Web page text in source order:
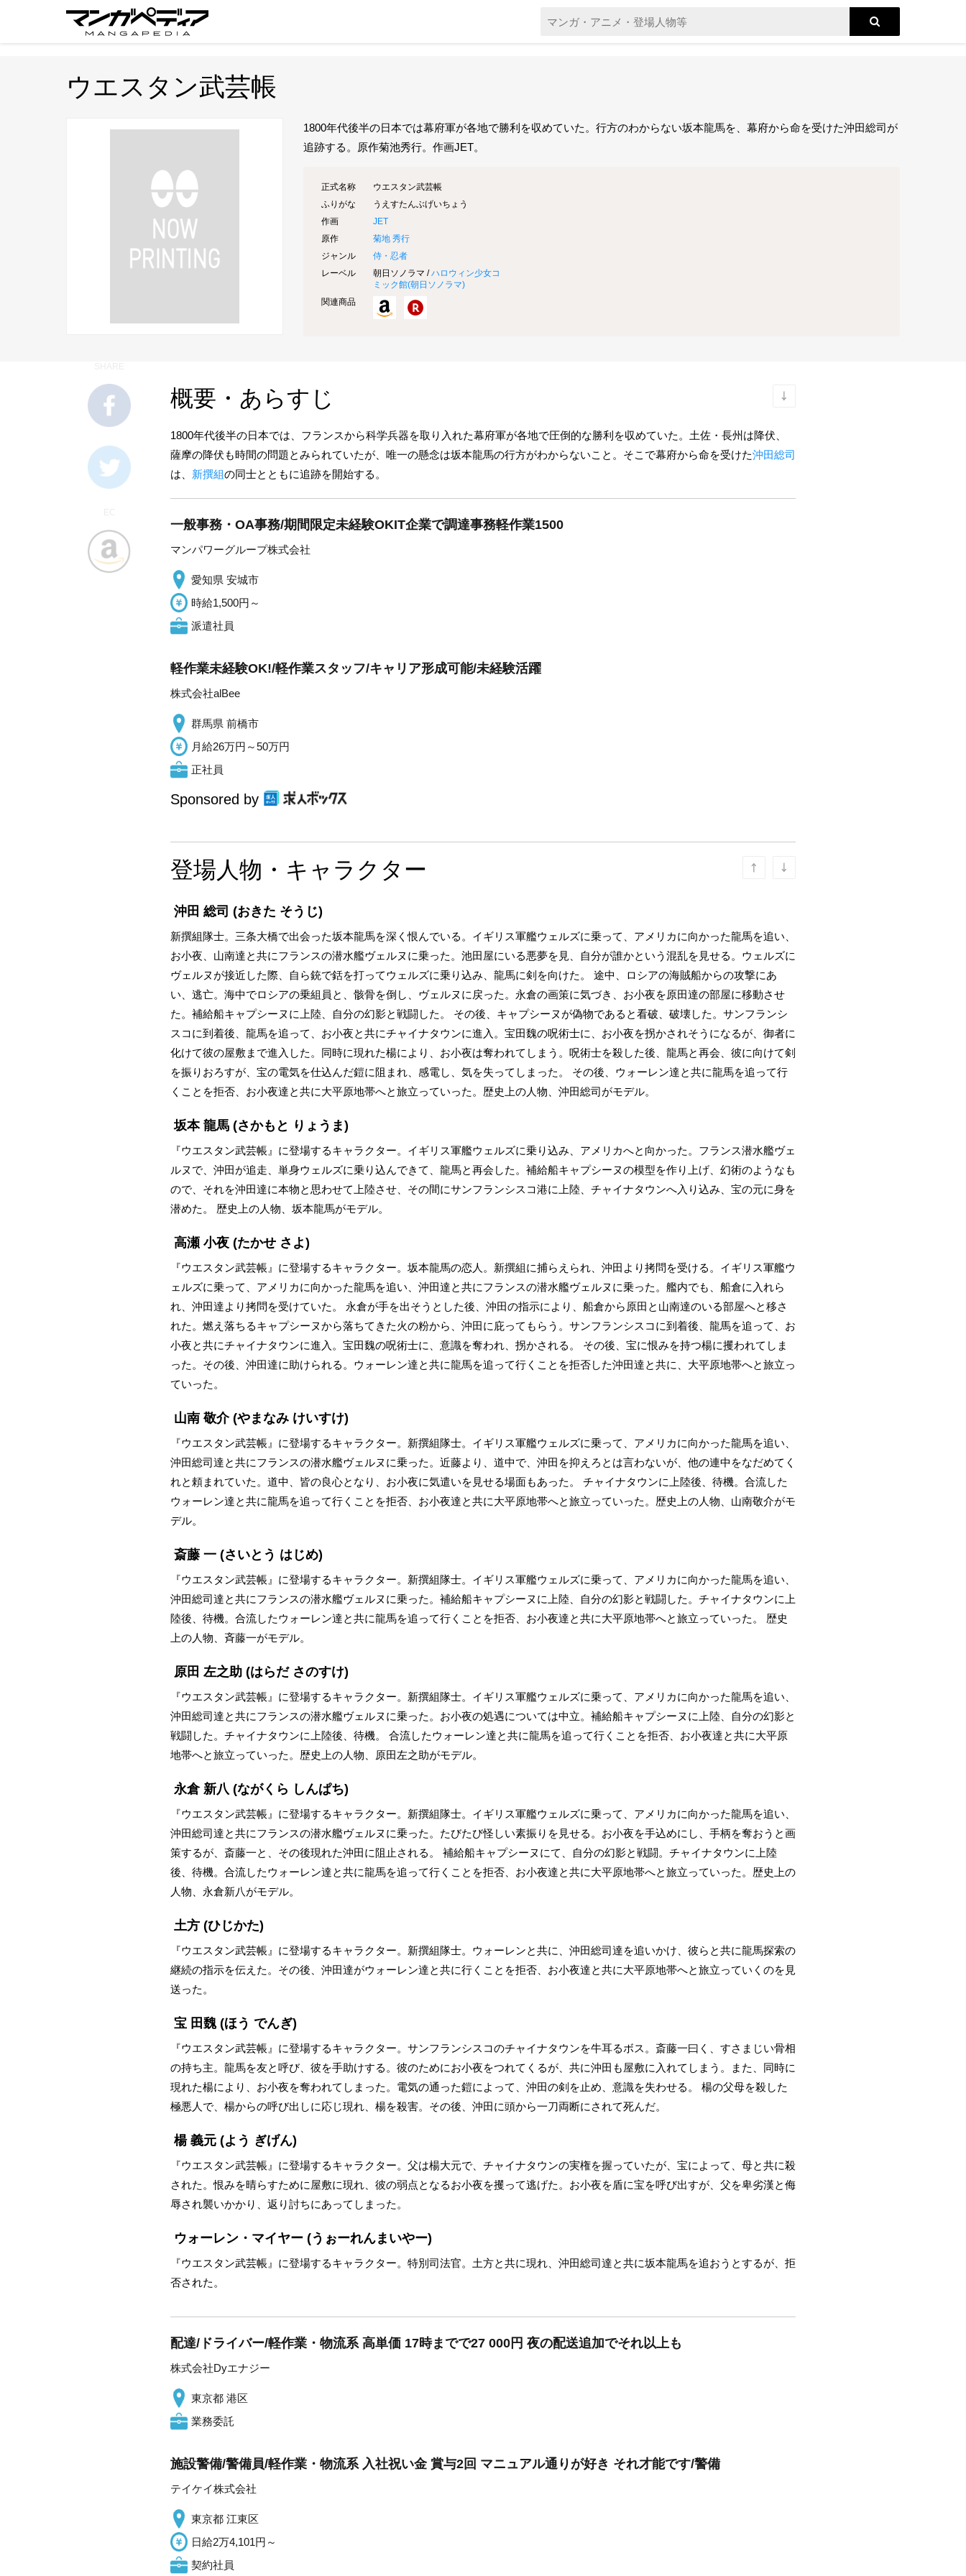
ウエスタン武芸帳
1800年代後半の日本では幕府軍が各地で勝利を収めていた。行方のわからない坂本龍馬を、幕府から命を受けた沖田総司が
追跡する。原作菊池秀行。作画JET。
正式名称
ウエスタン武芸帳
ふりがな
うえすたんぶげいちょう
作画
JET
原作
菊地 秀行
ジャンル
侍・忍者
レーベル
朝日ソノラマ /ハロウィン少女コ
ミック館(朝日ソノラマ)
関連商品
概要・あらすじ
1800年代後半の日本では、フランスから科学兵器を取り入れた幕府軍が各地で圧倒的な勝利を収めていた。土佐・長州は降伏、
薩摩の降伏も時間の問題とみられていたが、唯一の懸念は坂本龍馬の行方がわからないこと。そこで幕府から命を受けた沖田総司
は、 新撰組の同士とともに追跡を開始する。
一般事務・OA事務/期間限定未経験OKIT企業で調達事務軽作業1500
マンパワーグループ株式会社
愛知県 安城市
時給1,500円～
派遣社員
軽作業未経験OK!/軽作業スタッフ/キャリア形成可能/未経験活躍
株式会社alBee
群馬県 前橋市
月給26万円～50万円
正社員
Sponsored by
登場人物・キャラクター
沖田 総司 (おきた そうじ)
新撰組隊士。三条大橋で出会った坂本龍馬を深く恨んでいる。イギリス軍艦ウェルズに乗って、アメリカに向かった龍馬を追い、
お小夜、山南達と共にフランスの潜水艦ヴェルヌに乗った。池田屋にいる悪夢を見、自分が誰かという混乱を見せる。ウェルズに
ヴェルヌが接近した際、自ら銃で銛を打ってウェルズに乗り込み、龍馬に剣を向けた。 途中、ロシアの海賊船からの攻撃にあ
い、逃亡。海中でロシアの乗組員と、骸骨を倒し、ヴェルヌに戻った。永倉の画策に気づき、お小夜を原田達の部屋に移動させ
た。補給船キャプシーヌに上陸、自分の幻影と戦闘した。 その後、キャプシーヌが偽物であると看破、破壊した。サンフランシ
スコに到着後、龍馬を追って、お小夜と共にチャイナタウンに進入。宝田魏の呪術士に、お小夜を拐かされそうになるが、御者に
化けて彼の屋敷まで進入した。同時に現れた楊により、お小夜は奪われてしまう。呪術士を殺した後、龍馬と再会、彼に向けて剣
を振りおろすが、宝の電気を仕込んだ鎧に阻まれ、感電し、気を失ってしまった。 その後、ウォーレン達と共に龍馬を追って行
くことを拒否、お小夜達と共に大平原地帯へと旅立っていった。歴史上の人物、沖田総司がモデル。
坂本 龍馬 (さかもと りょうま)
『ウエスタン武芸帳』に登場するキャラクター。イギリス軍艦ウェルズに乗り込み、アメリカへと向かった。フランス潜水艦ヴェ
ルヌで、沖田が追走、単身ウェルズに乗り込んできて、龍馬と再会した。補給船キャプシーヌの模型を作り上げ、幻術のようなも
ので、それを沖田達に本物と思わせて上陸させ、その間にサンフランシスコ港に上陸、チャイナタウンへ入り込み、宝の元に身を
潜めた。 歴史上の人物、坂本龍馬がモデル。
高瀬 小夜 (たかせ さよ)
『ウエスタン武芸帳』に登場するキャラクター。坂本龍馬の恋人。新撰組に捕らえられ、沖田より拷問を受ける。イギリス軍艦ウ
ェルズに乗って、アメリカに向かった龍馬を追い、沖田達と共にフランスの潜水艦ヴェルヌに乗った。艦内でも、船倉に入れら
れ、沖田達より拷問を受けていた。 永倉が手を出そうとした後、沖田の指示により、船倉から原田と山南達のいる部屋へと移さ
れた。燃え落ちるキャプシーヌから落ちてきた火の粉から、沖田に庇ってもらう。サンフランシスコに到着後、龍馬を追って、お
小夜と共にチャイナタウンに進入。宝田魏の呪術士に、意識を奪われ、拐かされる。 その後、宝に恨みを持つ楊に攫われてしま
った。その後、沖田達に助けられる。ウォーレン達と共に龍馬を追って行くことを拒否した沖田達と共に、大平原地帯へと旅立っ
ていった。
山南 敬介(やまなみ けいすけ)
『ウエスタン武芸帳』に登場するキャラクター。新撰組隊士。イギリス軍艦ウェルズに乗って、アメリカに向かった龍馬を追い、
沖田総司達と共にフランスの潜水艦ヴェルヌに乗った。近藤より、道中で、沖田を抑えろとは言わないが、他の連中をなだめてく
れと頼まれていた。道中、皆の良心となり、お小夜に気遣いを見せる場面もあった。 チャイナタウンに上陸後、待機。合流した
ウォーレン達と共に龍馬を追って行くことを拒否、お小夜達と共に大平原地帯へと旅立っていった。歴史上の人物、山南敬介がモ
デル。
斎藤 一 (さいとう はじめ)
『ウエスタン武芸帳』に登場するキャラクター。新撰組隊士。イギリス軍艦ウェルズに乗って、アメリカに向かった龍馬を追い、
沖田総司達と共にフランスの潜水艦ヴェルヌに乗った。補給船キャプシーヌに上陸、自分の幻影と戦闘した。チャイナタウンに上
陸後、待機。合流したウォーレン達と共に龍馬を追って行くことを拒否、お小夜達と共に大平原地帯へと旅立っていった。 歴史
上の人物、斉藤一がモデル。
原田 左之助 (はらだ さのすけ)
『ウエスタン武芸帳』に登場するキャラクター。新撰組隊士。イギリス軍艦ウェルズに乗って、アメリカに向かった龍馬を追い、
沖田総司達と共にフランスの潜水艦ヴェルヌに乗った。お小夜の処遇については中立。補給船キャプシーヌに上陸、自分の幻影と
戦闘した。チャイナタウンに上陸後、待機。 合流したウォーレン達と共に龍馬を追って行くことを拒否、お小夜達と共に大平原
地帯へと旅立っていった。歴史上の人物、原田左之助がモデル。
永倉 新八 (ながくら しんぱち)
『ウエスタン武芸帳』に登場するキャラクター。新撰組隊士。イギリス軍艦ウェルズに乗って、アメリカに向かった龍馬を追い、
沖田総司達と共にフランスの潜水艦ヴェルヌに乗った。たびたび怪しい素振りを見せる。お小夜を手込めにし、手柄を奪おうと画
策するが、斎藤一と、その後現れた沖田に阻止される。 補給船キャプシーヌにて、自分の幻影と戦闘。チャイナタウンに上陸
後、待機。合流したウォーレン達と共に龍馬を追って行くことを拒否、お小夜達と共に大平原地帯へと旅立っていった。歴史上の
人物、永倉新八がモデル。
土方 (ひじかた)
『ウエスタン武芸帳』に登場するキャラクター。新撰組隊士。ウォーレンと共に、沖田総司達を追いかけ、彼らと共に龍馬探索の
継続の指示を伝えた。その後、沖田達がウォーレン達と共に行くことを拒否、お小夜達と共に大平原地帯へと旅立っていくのを見
送った。
宝 田魏(ほう でんぎ)
『ウエスタン武芸帳』に登場するキャラクター。サンフランシスコのチャイナタウンを牛耳るボス。斎藤一曰く、すさまじい骨相
の持ち主。龍馬を友と呼び、彼を手助けする。彼のためにお小夜をつれてくるが、共に沖田も屋敷に入れてしまう。また、同時に
現れた楊により、お小夜を奪われてしまった。電気の通った鎧によって、沖田の剣を止め、意識を失わせる。 楊の父母を殺した
極悪人で、楊からの呼び出しに応じ現れ、楊を殺害。その後、沖田に頭から一刀両断にされて死んだ。
楊 義元 (よう ぎげん)
『ウエスタン武芸帳』に登場するキャラクター。父は楊大元で、チャイナタウンの実権を握っていたが、宝によって、母と共に殺
された。恨みを晴らすために屋敷に現れ、彼の弱点となるお小夜を攫って逃げた。お小夜を盾に宝を呼び出すが、父を卑劣漢と侮
辱され襲いかかり、返り討ちにあってしまった。
ウォーレン・マイヤー (うぉーれんまいやー)
『ウエスタン武芸帳』に登場するキャラクター。特別司法官。土方と共に現れ、沖田総司達と共に坂本龍馬を追おうとするが、拒
否された。
配達/ドライバー/軽作業・物流系 高単価 17時までで27 000円 夜の配送追加でそれ以上も
株式会社Dyエナジー
東京都 港区
業務委託
施設警備/警備員/軽作業・物流系 入社祝い金 賞与2回 マニュアル通りが好き それ才能です/警備
テイケイ株式会社
東京都 江東区
日給2万4,101円～
契約社員